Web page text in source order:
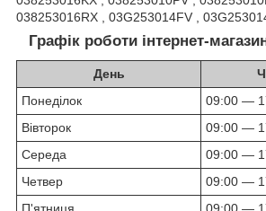
038253016RX , 03G253014FV ,
Графік роботи інтернет-
День
Понеділок
09:00 —
Вівторок
09:00 —
Середа
09:00 —
Четвер
09:00 —
П'ятниця
09:00 —